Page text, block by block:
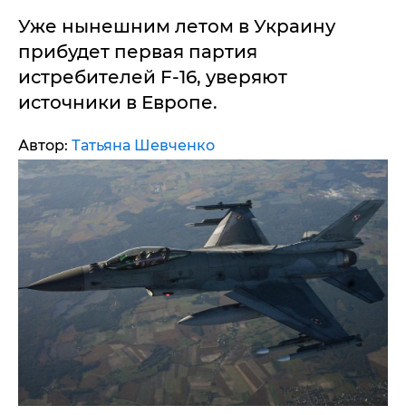
Уже нынешним летом в Украину
прибудет первая партия
истребителей F-16, уверяют
источники в Европе.
Автор: Татьяна Шевченко